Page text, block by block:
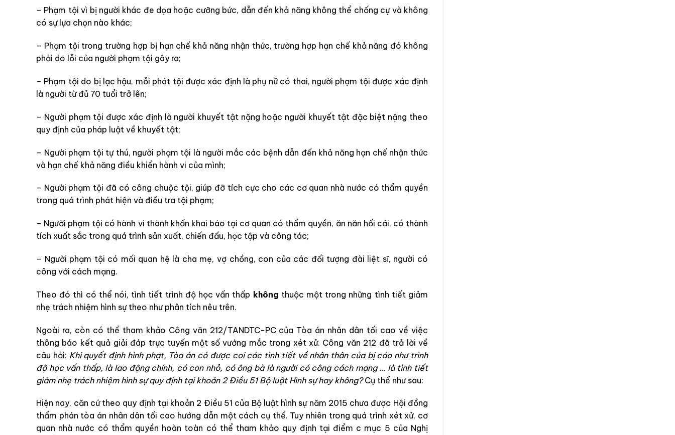
– Phạm tội vì bị người khác đe dọa hoặc cưỡng bức, dẫn đến khả năng không thể chống cự và không
có sự lựa chọn nào khác;
– Phạm tội trong trường hợp bị hạn chế khả năng nhận thức, trường hợp hạn chế khả năng đó không
phải do lỗi của người phạm tội gây ra;
– Phạm tội do bị lạc hậu, mỗi phát tội được xác định là phụ nữ có thai, người phạm tội được xác định
là người từ đủ 70 tuổi trở lên;
– Người phạm tội được xác định là người khuyết tật nặng hoặc người khuyết tật đặc biệt nặng theo
quy định của pháp luật về khuyết tật;
– Người phạm tội tự thú, người phạm tội là người mắc các bệnh dẫn đến khả năng hạn chế nhận thức
và hạn chế khả năng điều khiển hành vi của mình;
– Người phạm tội đã có công chuộc tội, giúp đỡ tích cực cho các cơ quan nhà nước có thẩm quyền
trong quá trình phát hiện và điều tra tội phạm;
– Người phạm tội có hành vi thành khẩn khai báo tại cơ quan có thẩm quyền, ăn năn hối cải, có thành
tích xuất sắc trong quá trình sản xuất, chiến đấu, học tập và công tác;
– Người phạm tội có mối quan hệ là cha mẹ, vợ chồng, con của các đối tượng đài liệt sĩ, người có
công với cách mạng.
Theo đó thì có thể nói, tình tiết trình độ học vấn thấp không thuộc một trong những tình tiết giảm
nhẹ trách nhiệm hình sự theo như phân tích nêu trên.
Ngoài ra, còn có thể tham khảo Công văn 212/TANDTC-PC của Tòa án nhân dân tối cao về việc
thông báo kết quả giải đáp trực tuyến một số vướng mắc trong xét xử. Công văn 212 đã trả lời về
câu hỏi: Khi quyết định hình phạt, Tòa án có được coi các tình tiết về nhân thân của bị cáo như trình
độ học vấn thấp, là lao động chính, có con nhỏ, có ông bà là người có công cách mạng … là tình tiết
giảm nhẹ trách nhiệm hình sự quy định tại khoản 2 Điều 51 Bộ luật Hình sự hay không?Cụ thể như sau:
Hiện nay, căn cứ theo quy định tại khoản 2 Điều 51 của Bộ luật hình sự năm 2015 chưa được Hội đồng
thẩm phán tòa án nhân dân tối cao hướng dẫn một cách cụ thể. Tuy nhiên trong quá trình xét xử, cơ
quan nhà nước có thẩm quyền hoàn toàn có thể tham khảo quy định tại điểm c mục 5 của Nghị